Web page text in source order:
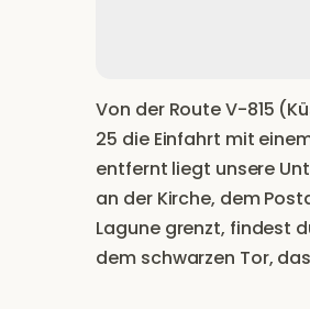
Von der Route V-815
25 die Einfahrt mit
entfernt liegt unsere
an der Kirche, dem
Lagune grenzt, findest
dem schwarzen Tor,